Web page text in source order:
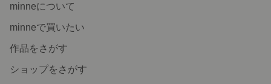
minneについて
minneで買いたい
作品をさがす
ショップをさがす